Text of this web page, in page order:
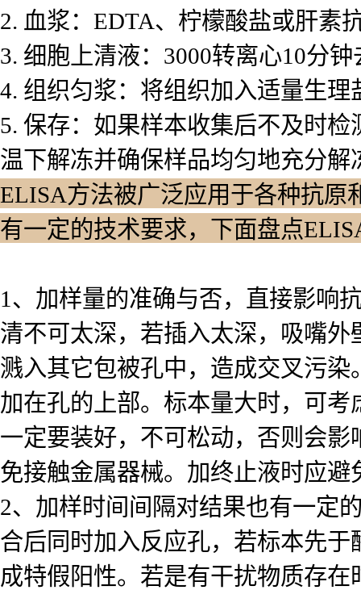
2. 血浆：EDTA、柠檬酸盐或肝素
3. 细胞上清液：3000转离心10分
4. 组织匀浆：将组织加入适量生
5. 保存：如果样本收集后不及时
温下解冻并确保样品均匀地充分解
ELISA方法被广泛应用于各种抗原
有一定的技术要求，下面盘点
1、加样量的准确与否，直接影响
清不可太深，若插入太深，吸嘴
溅入其它包被孔中，造成交叉污
加在孔的上部。标本量大时，可
一定要装好，不可松动，否则会
免接触金属器械。加终止液时应避
2、加样时间间隔对结果也有一定
合后同时加入反应孔，若标本先
成特假阳性。若是有干扰物质存